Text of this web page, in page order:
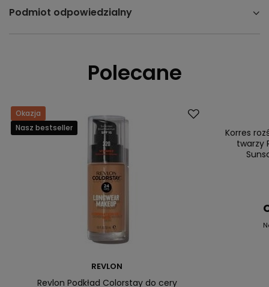
Podmiot odpowiedzialny
Polecane
Okazja
Nasz bestseller
REVLON
Revlon Podkład Colorstay do cery
Nasz
Korres
twarzy